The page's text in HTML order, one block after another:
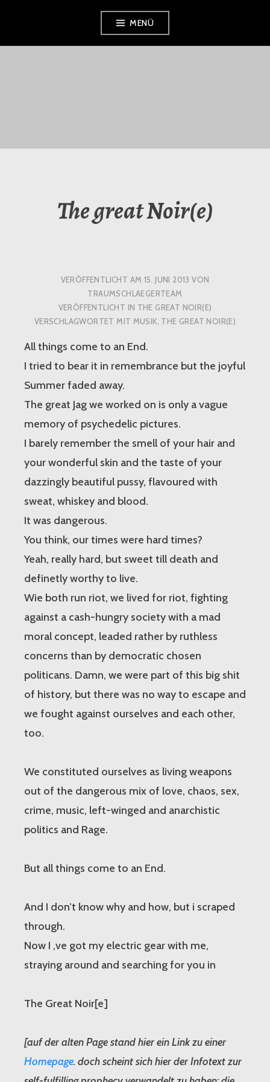
MENÜ
KOLLEKTIV E.V.
The great Noir(e)
VERÖFFENTLICHT AM 15. JUNI 2013 VON
TRAUMSCHLAEGERTEAM
VERÖFFENTLICHT IN THE GREAT NOIR(E)
VERSCHLAGWORTET MIT MUSIK, THE GREAT NOIR(E)
All things come to an End.
I tried to bear it in remembrance but the joyful
Summer faded away.
The great Jag we worked on is only a vague
memory of psychedelic pictures.
I barely remember the smell of your hair and
your wonderful skin and the taste of your
dazzingly beautiful pussy, flavoured with
sweat, whiskey and blood.
It was dangerous.
You think, our times were hard times?
Yeah, really hard, but sweet till death and
definetly worthy to live.
Wie both run riot, we lived for riot, fighting
against a cash-hungry society with a mad
moral concept, leaded rather by ruthless
concerns than by democratic chosen
politicans. Damn, we were part of this big shit
of history, but there was no way to escape and
we fought against ourselves and each other,
too.
We constituted ourselves as living weapons
out of the dangerous mix of love, chaos, sex,
crime, music, left-winged and anarchistic
politics and Rage.
But all things come to an End.
And I don’t know why and how, but i scraped
through.
Now I ‚ve got my electric gear with me,
straying around and searching for you in
The Great Noir[e]
[auf der alten Page stand hier ein Link zu einer
Homepage. doch scheint sich hier der Infotext zur